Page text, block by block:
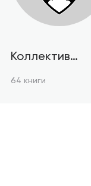
Коллектив
64 книги